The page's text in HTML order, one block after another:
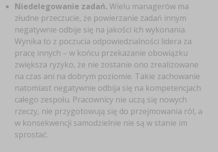
Niedelegowanie zadań. Wielu managerów ma
złudne przeczucie, że powierzanie zadań innym
negatywnie odbije się na jakości ich wykonania.
Wynika to z poczucia odpowiedzialności lidera za
pracę innych – w końcu przekazanie obowiązku
zwiększa ryzyko, że nie zostanie ono zrealizowane
na czas ani na dobrym poziomie. Takie zachowanie
natomiast negatywnie odbija się na kompetencjach
całego zespołu. Pracownicy nie uczą się nowych
rzeczy, nie przygotowują się do przejmowania ról, a
w konsekwencji samodzielnie nie są w stanie im
sprostać.